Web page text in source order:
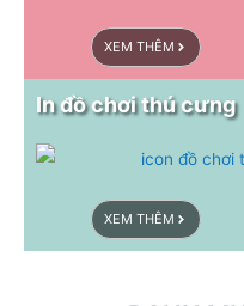
XEM THÊM
In đồ chơi thú cưng
XEM THÊM